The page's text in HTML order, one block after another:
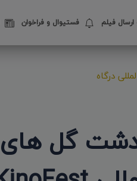
فیلم فستیوال‌ و فراخوان
درگاه